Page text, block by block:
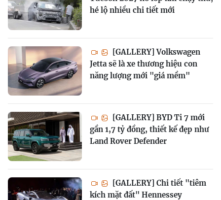
hé lộ nhiều chi tiết mới
[GALLERY] Volkswagen
Jetta sẽ là xe thương hiệu con
năng lượng mới "giá mềm"
[GALLERY] BYD Ti 7 mới
gần 1,7 tỷ đồng, thiết kế đẹp như
Land Rover Defender
[GALLERY] Chi tiết "tiêm
kích mặt đất" Hennessey